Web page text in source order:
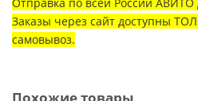
Заказы через сайт доступны
самовывоз.